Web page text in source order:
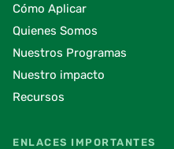
ENLACES IMPORTANTES
Cómo Aplicar
Quienes Somos
Nuestros Programas
Nuestro impacto
Recursos